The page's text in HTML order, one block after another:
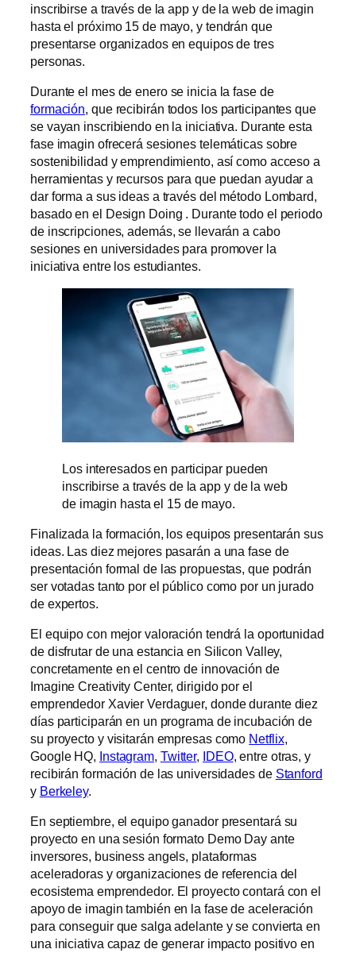
inscribirse a través de la app y de la web de imagin
hasta el próximo 15 de mayo, y tendrán que
presentarse organizados en equipos de tres
personas.
Durante el mes de enero se inicia la fase de
formación, que recibirán todos los participantes que
se vayan inscribiendo en la iniciativa. Durante esta
fase imagin ofrecerá sesiones telemáticas sobre
sostenibilidad y emprendimiento, así como acceso a
herramientas y recursos para que puedan ayudar a
dar forma a sus ideas a través del método Lombard,
basado en el Design Doing . Durante todo el periodo
de inscripciones, además, se llevarán a cabo
sesiones en universidades para promover la
iniciativa entre los estudiantes.
Los interesados en participar pueden
inscribirse a través de la app y de la web
de imagin hasta el 15 de mayo.
Finalizada la formación, los equipos presentarán sus
ideas. Las diez mejores pasarán a una fase de
presentación formal de las propuestas, que podrán
ser votadas tanto por el público como por un jurado
de expertos.
El equipo con mejor valoración tendrá la oportunidad
de disfrutar de una estancia en Silicon Valley,
concretamente en el centro de innovación de
Imagine Creativity Center, dirigido por el
emprendedor Xavier Verdaguer, donde durante diez
días participarán en un programa de incubación de
su proyecto y visitarán empresas como Netflix,
Google HQ, Instagram, Twitter, IDEO, entre otras, y
recibirán formación de las universidades de Stanford
y Berkeley.
En septiembre, el equipo ganador presentará su
proyecto en una sesión formato Demo Day ante
inversores, business angels, plataformas
aceleradoras y organizaciones de referencia del
ecosistema emprendedor. El proyecto contará con el
apoyo de imagin también en la fase de aceleración
para conseguir que salga adelante y se convierta en
una iniciativa capaz de generar impacto positivo en